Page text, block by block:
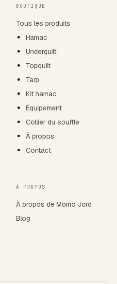
BOUTIQUE
Tous les produits
Hamac
Underquilt
Topquilt
Tarp
Kit hamac
Équipement
Collier du souffle
À propos
Contact
À PROPOS
À propos de Momo Jord
Blog